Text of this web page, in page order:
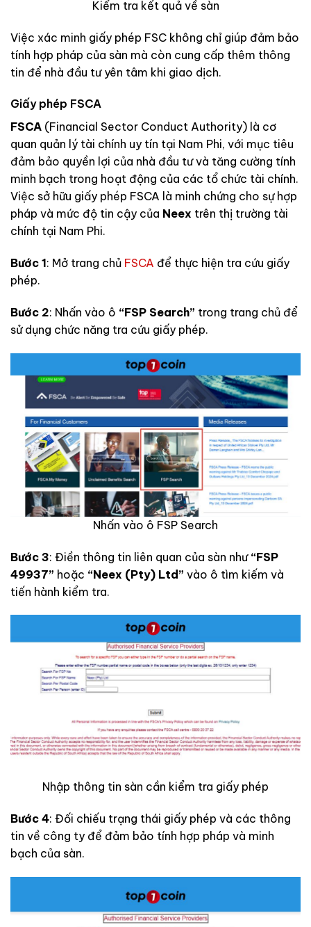
Kiểm tra kết quả về sàn
Việc xác minh giấy phép FSC không chỉ giúp đảm bảo
tính hợp pháp của sàn mà còn cung cấp thêm thông
tin để nhà đầu tư yên tâm khi giao dịch.
Giấy phép FSCA
FSCA (Financial Sector Conduct Authority) là cơ
quan quản lý tài chính uy tín tại Nam Phi, với mục tiêu
đảm bảo quyền lợi của nhà đầu tư và tăng cường tính
minh bạch trong hoạt động của các tổ chức tài chính.
Việc sở hữu giấy phép FSCA là minh chứng cho sự hợp
pháp và mức độ tin cậy của Neex trên thị trường tài
chính tại Nam Phi.
Bước 1: Mở trang chủ FSCA để thực hiện tra cứu giấy
phép.
Bước 2: Nhấn vào ô “FSP Search” trong trang chủ để
sử dụng chức năng tra cứu giấy phép.
Nhấn vào ô FSP Search
Bước 3: Điền thông tin liên quan của sàn như “FSP
49937” hoặc “Neex (Pty) Ltd” vào ô tìm kiếm và
tiến hành kiểm tra.
Nhập thông tin sàn cần kiểm tra giấy phép
Bước 4: Đối chiếu trạng thái giấy phép và các thông
tin về công ty để đảm bảo tính hợp pháp và minh
bạch của sàn.